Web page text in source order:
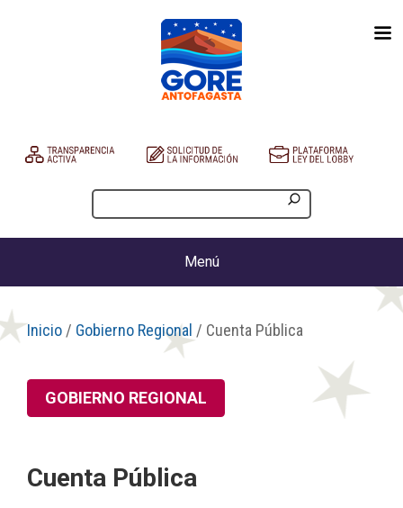
Menú
Inicio / Gobierno Regional / Cuenta Pública
GOBIERNO REGIONAL
Cuenta Pública